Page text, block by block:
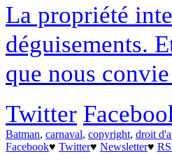
La propriété
déguisements.
que nous
Twitter
Batman, carnaval, copyright, droit
Facebook♥ Twitter♥ Newsletter♥